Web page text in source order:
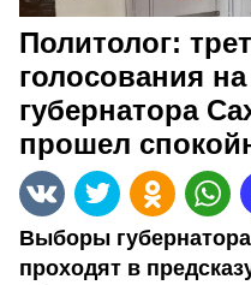
Политолог:
голосования
губернатора
прошел
Выборы
проходят в